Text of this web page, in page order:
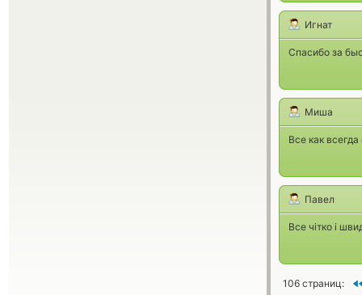
Игнат
Спасибо за
Миша
Все как
Павел
Все чітко і
106 страниц: